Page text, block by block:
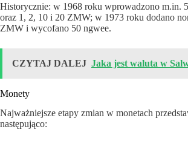
Historycznie: w 1968 roku wprowadzono m.in.
oraz 1, 2, 10 i 20 ZMW; w 1973 roku dodano
ZMW i wycofano 50 ngwee.
CZYTAJ DALEJ Jaka jest waluta w
Monety
Najważniejsze etapy zmian w monetach
następująco: